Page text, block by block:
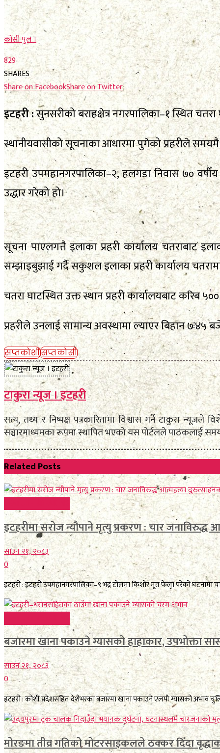
कोसी पुल ।
829
SHARES
Share on FacebookShare on Twitter
इटहरी :सुनसरीको बराहक्षेत्र नगरपालिका–१ स्थित
स्थानीयवासीको सूचनाका आधारमा पुगेको प्रहरीले समयमै
इटहरी उपमहानगरपालिका–२, हलगडा निवास ७०
उद्धार गरेको हो।
सूचना पाएलगत्तै इलाका प्रहरी कार्यालय चतराबाट
सम्झाइबुझाई गर्दै सकुशल इलाका प्रहरी कार्यालय
चतरा घाटस्थित उक्त स्थान प्रहरी कार्यालयबाट करिब
प्रहरीले उनलाई सामान्य अवस्थामा ल्याएर बिहान
सप्तकोशीसप्तकोसी
टाकुरा न्यूज । इटहरी
सत्य, तथ्य र निष्पक्ष पत्रकारितामा विश्वास गर्ने टाकुरा
सञ्चारमाध्यमका रूपमा स्थापित भएको यस पोर्टलले पाठकलाई
RelatedPosts
इटहरीमा सरोज न्यौपाने मृत्यु प्रकरण : चार जनाविरुद्ध
साउन २१, २०८३
0
इटहरी : इटहरी उपमहानगरपालिका–९ भद्र टोलमा किशोर मृत फेला परेको घटनामा
बजारमा खाना पकाउने ग्यासको हाहाकार, उपभोक्ता
साउन २१, २०८३
0
इटहरी : कोशी प्रदेशसहित देशैभरका बजारमा खाना पकाउने एलपी ग्यासको अभाव
मोरङमा तीव्र गतिको मोटरसाइकलले ठक्कर दिँदा